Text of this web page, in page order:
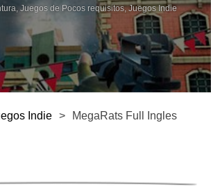
,Juegos de Pocos requisitos,Juegos Indie
Indie > MegaRats Full Ingles